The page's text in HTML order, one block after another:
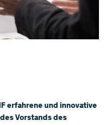
erfahrene und innovative
Vorstands des